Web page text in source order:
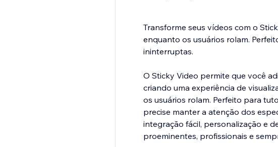
Transforme seus vídeos com o
enquanto os usuários rolam.
ininterruptas.
O Sticky Video permite que você
criando uma experiência de
os usuários rolam. Perfeito para
precise manter a atenção dos
integração fácil, personalização e
proeminentes, profissionais e